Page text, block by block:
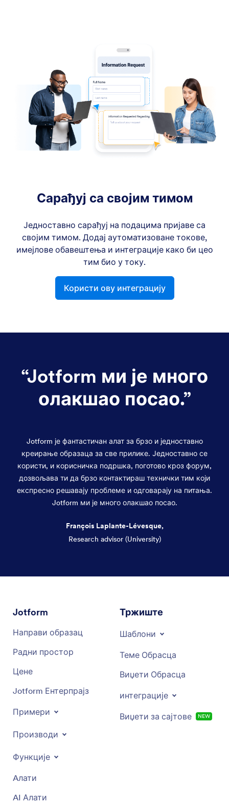
Сарађуј са својим тимом
Једноставно сарађуј на подацима пријаве са
својим тимом. Додај аутоматизоване токове,
имејлове обавештења и интеграције како би цео
тим био у току.
Користи ову интеграцију
“Jotform ми је много
олакшао посао.”
Jotform је фантастичан алат за брзо и једноставно
креирање образаца за све прилике. Једноставно се
користи, и корисничка подршка, поготово кроз форум,
дозвољава ти да брзо контактираш технички тим који
експресно решавају проблеме и одговарају на питања.
Jotform ми је много олакшао посао.
François Laplante-Lévesque,
Research advisor (University)
Jotform
Направи образац
Радни простор
Цене
Jotform Ентерпрајз
Примери
Производи
Функције
Aлати
AI Алати
Тржиште
Шаблони
Теме Обрасца
Виџети Обрасца
интеграције
Виџети за сајтове NEW